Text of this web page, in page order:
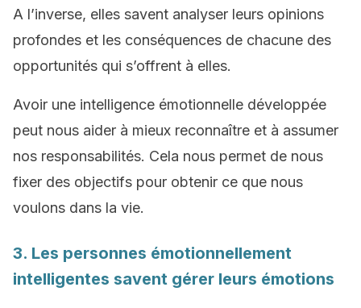
A l’inverse, elles savent analyser leurs opinions
profondes et les conséquences de chacune des
opportunités qui s’offrent à elles.
Avoir une intelligence émotionnelle développée
peut nous aider à mieux reconnaître et à assumer
nos responsabilités. Cela nous permet de nous
fixer des objectifs pour obtenir ce que nous
voulons dans la vie.
3. Les personnes émotionnellement
intelligentes savent gérer leurs émotions